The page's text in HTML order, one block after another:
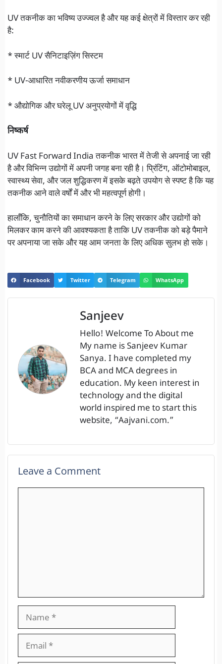
UV तकनीक का भविष्य उज्ज्वल है और यह कई क्षेत्रों में विस्तार कर रही
है:
* स्मार्ट UV सैनिटाइज़िंग सिस्टम
* UV-आधारित नवीकरणीय ऊर्जा समाधान
* औद्योगिक और घरेलू UV अनुप्रयोगों में वृद्धि
निष्कर्ष
UV Fast Forward India तकनीक भारत में तेजी से अपनाई जा रही
है और विभिन्न उद्योगों में अपनी जगह बना रही है। प्रिंटिंग, ऑटोमोबाइल,
स्वास्थ्य सेवा, और जल शुद्धिकरण में इसके बढ़ते उपयोग से स्पष्ट है कि यह
तकनीक आने वाले वर्षों में और भी महत्वपूर्ण होगी।
हालाँकि, चुनौतियों का समाधान करने के लिए सरकार और उद्योगों को
मिलकर काम करने की आवश्यकता है ताकि UV तकनीक को बड़े पैमाने
पर अपनाया जा सके और यह आम जनता के लिए अधिक सुलभ हो सके।
Facebook Twitter Telegram WhatsApp
Sanjeev
Hello! Welcome To About me
My name is Sanjeev Kumar
Sanya. I have completed my
BCA and MCA degrees in
education. My keen interest in
technology and the digital
world inspired me to start this
website, “Aajvani.com.”
Leave a Comment